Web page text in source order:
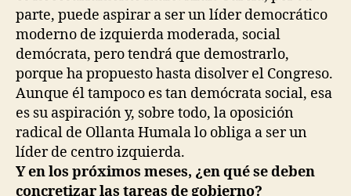
parte, puede aspirar a ser un líder democrático
moderno de izquierda moderada, social
demócrata, pero tendrá que demostrarlo,
porque ha propuesto hasta disolver el Congreso.
Aunque él tampoco es tan demócrata social, esa
es su aspiración y, sobre todo, la oposición
radical de Ollanta Humala lo obliga a ser un
líder de centro izquierda.
Y en los próximos meses, ¿en qué se deben
concretizar las tareas de gobierno?